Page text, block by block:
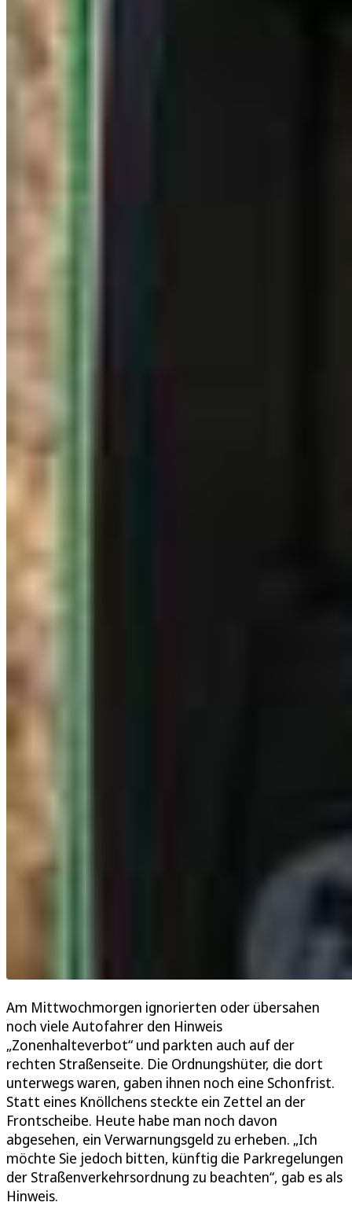
Am Mittwochmorgen ignorierten oder übersahen
noch viele Autofahrer den Hinweis
„Zonenhalteverbot“ und parkten auch auf der
rechten Straßenseite. Die Ordnungshüter, die dort
unterwegs waren, gaben ihnen noch eine Schonfrist.
Statt eines Knöllchens steckte ein Zettel an der
Frontscheibe. Heute habe man noch davon
abgesehen, ein Verwarnungsgeld zu erheben. „Ich
möchte Sie jedoch bitten, künftig die Parkregelungen
der Straßenverkehrsordnung zu beachten“, gab es als
Hinweis.